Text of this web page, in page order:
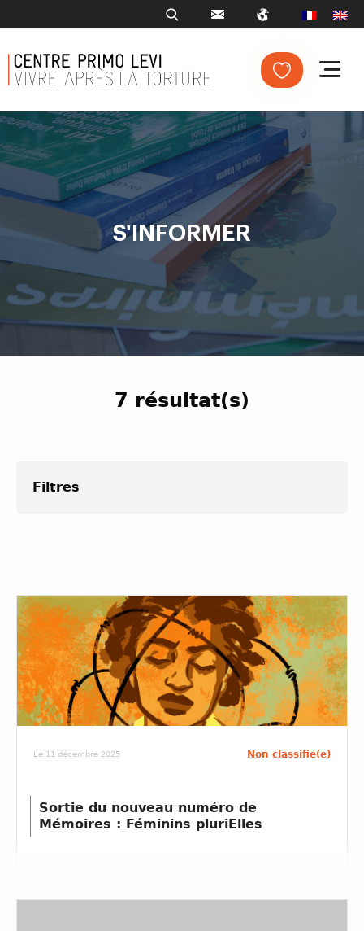
S'INFORMER
7 résultat(s)
Filtres
Le 11 décembre 2025 Non classifié(e)
Sortie du nouveau numéro de
Mémoires : Féminins pluriElles